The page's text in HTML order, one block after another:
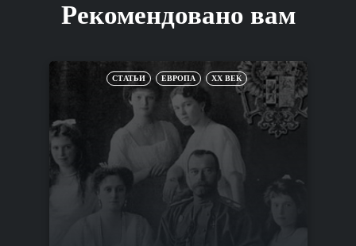
Рекомендовано вам
СТАТЬИ ЕВРОПА XX ВЕК